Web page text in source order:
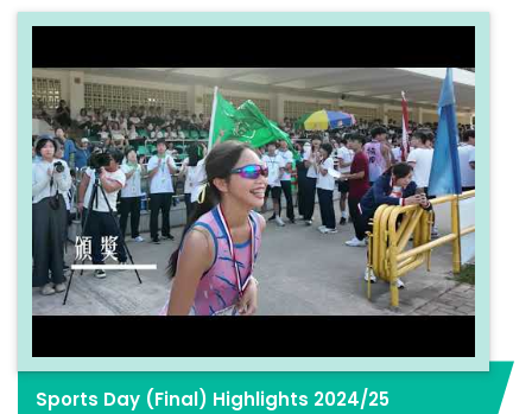
Sports Day (Final) Highlights 2024/25